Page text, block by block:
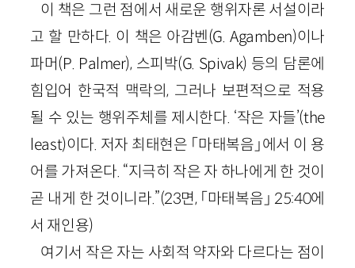
이 책은 그런 점에서 새로운 행위자론 서설이라
고 할 만하다. 이 책은 아감벤(G. Agamben)이나
파머(P. Palmer), 스피박(G. Spivak) 등의 담론에
힘입어 한국적 맥락의, 그러나 보편적으로 적용
될 수 있는 행위주체를 제시한다. ‘작은 자들’(the
least)이다. 저자 최태현은 「마태복음」에서 이 용
어를 가져온다. “지극히 작은 자 하나에게 한 것이
곧 내게 한 것이니라.”(23면, 「마태복음」 25:40에
서 재인용)
여기서 작은 자는 사회적 약자와 다르다는 점이